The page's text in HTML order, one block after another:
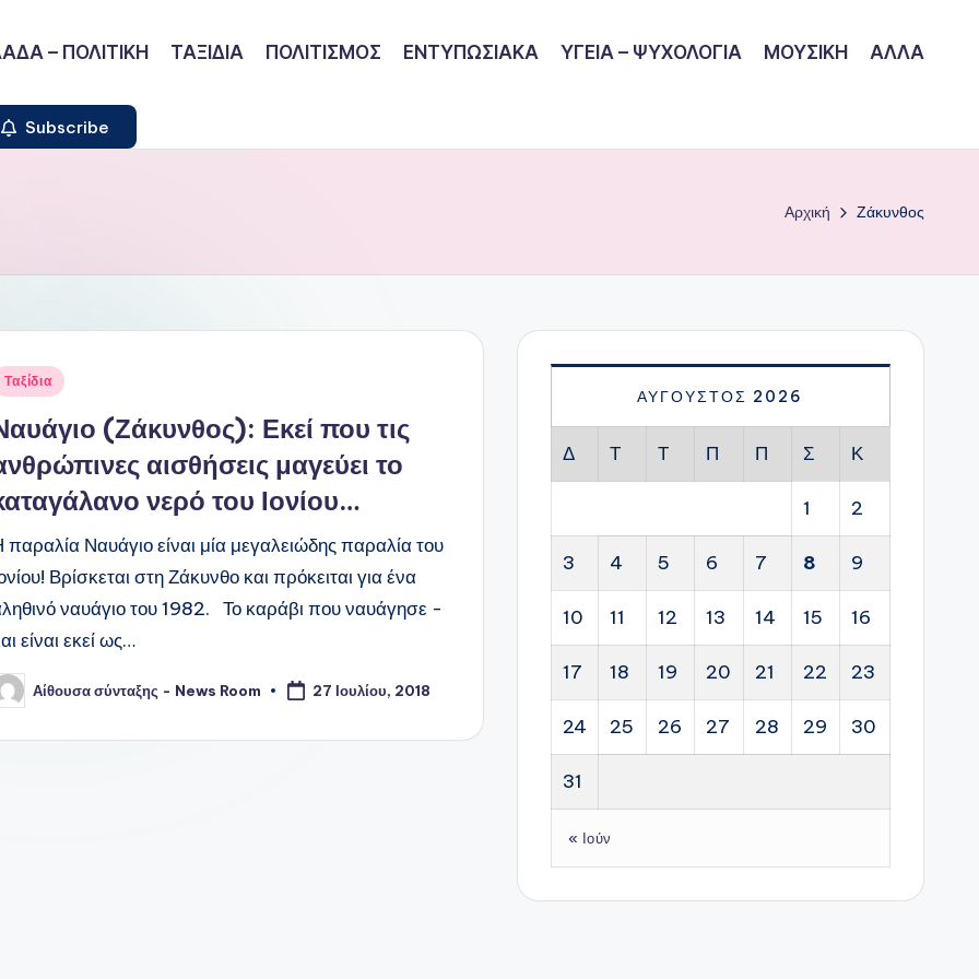
– ΠΟΛΙΤΙΚΗ ΤΑΞΙΔΙΑ ΠΟΛΙΤΙΣΜΟΣ ΕΝΤΥΠΩΣΙΑΚΑ ΥΓΕΙΑ – ΨΥΧΟΛΟΓΙΑ ΜΟΥΣΙΚΗ ΑΛΛΑ
Subscribe
Αρχική Ζάκυνθος
Ταξίδια
(Ζάκυνθος): Εκεί που τις
αισθήσεις μαγεύει το
νερό του Ιονίου…
παραλία Ναυάγιο είναι μία μεγαλειώδης παραλία του
Βρίσκεται στη Ζάκυνθο και πρόκειται για ένα
ναυάγιο του 1982. Το καράβι που ναυάγησε -
είναι εκεί ως…
Αίθουσα σύνταξης - News Room 27 Ιουλίου, 2018
ΑΎΓΟΥΣΤΟΣ 2026
Δ Τ Τ Π Π Σ Κ
1 2
3 4 5 6 7 8 9
10 11 12 13 14 15 16
17 18 19 20 21 22 23
24 25 26 27 28 29 30
31
« Ιούν